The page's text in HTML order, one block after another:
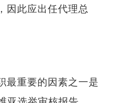
因此应出任代理总
重要的因素之一是